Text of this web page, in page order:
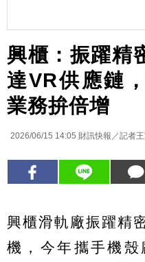
興櫃：振躍精
達VR供應鏈
業務拚倍增
2026/06/15 14:05 財訊快報／記者
興櫃滑軌廠振躍精
機，今年攜手機殼